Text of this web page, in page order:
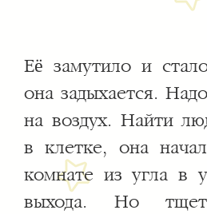
Её замутило и
она задыхается.
на воздух. Найти
в клетке, она
комнате из угла в
выхода. Но